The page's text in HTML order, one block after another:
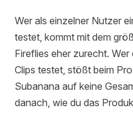
Wer als einzelner Nutzer
testet, kommt mit dem
Fireflies eher zurecht.
Clips testet, stößt beim
Subanana auf keine
danach, wie du das